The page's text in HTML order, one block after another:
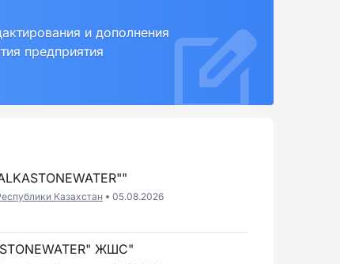
и дополнения
предприятия
Казахстан 05.08.2026
ЖШС"